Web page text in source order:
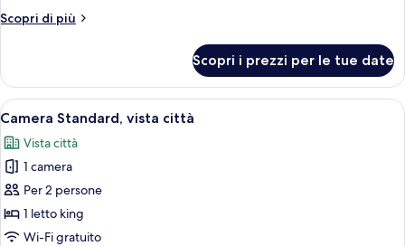
vista
Scopri di più
Altri
doppia,
idromassaggio,
vista
Scopri i prezzi per le tue date
Apri
tutte
le
foto
per
Camera
Standard,
Una camera d'albergo moderna
7
Camera Standard, vista città
Vista città
1 camera
Per 2 persone
1 letto king
Wi-Fi gratuito